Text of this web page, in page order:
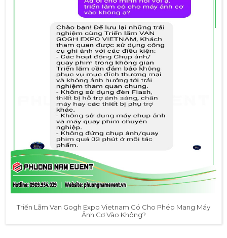
Triển Lãm Van Gogh Expo Vietnam Có Cho Phép Mang Máy
Ảnh Cơ Vào Không?